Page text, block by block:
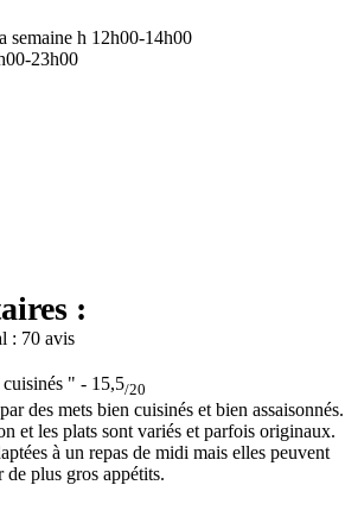
semaine h 12h00-14h00
23h00
:
: 70 avis
cuisinés " - 15,5/20
des mets bien cuisinés et bien assaisonnés.
et les plats sont variés et parfois originaux.
à un repas de midi mais elles peuvent
plus gros appétits.